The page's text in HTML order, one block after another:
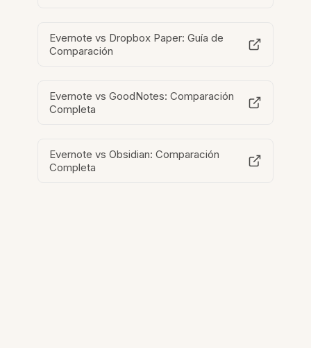
Evernote vs Dropbox Paper: Guía de
Comparación
Evernote vs GoodNotes: Comparación
Completa
Evernote vs Obsidian: Comparación
Completa